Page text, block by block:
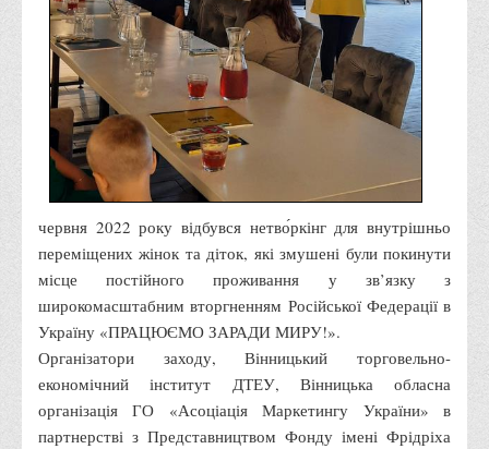
SEL
Smart Electronic Learning
Репозиторій
Структура
Адміністрація
Факультети
Обліково-фінансовий
Торгівлі, маркетингу та сфери обслуговування
Економіки, менеджменту та права
Кафедри
Маркетингу та реклами
Товарознавства, експертизи та торговельного
підприємництва
червня 2022 року відбувся нетво́ркінг для внутрішньо
переміщених жінок та діток, які змушені були покинути
місце постійного проживання у зв’язку з
широкомасштабним вторгненням Російської Федерації в
Україну «ПРАЦЮЄМО ЗАРАДИ МИРУ!».
Організатори заходу, Вінницький торговельно-
економічний інститут ДТЕУ, Вінницька обласна
організація ГО «Асоціація Маркетингу України» в
партнерстві з Представництвом Фонду імені Фрідріха